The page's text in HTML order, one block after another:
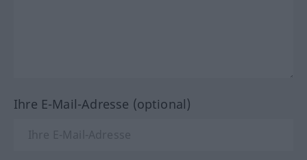
Ihre E-Mail-Adresse (optional)